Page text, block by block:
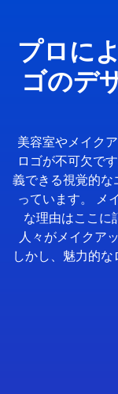
プロに
ゴのデ
美容室やメイク
ロゴが不可欠で
義できる視覚的な
っています。 メ
な理由はここに
人々がメイクア
しかし、魅力的